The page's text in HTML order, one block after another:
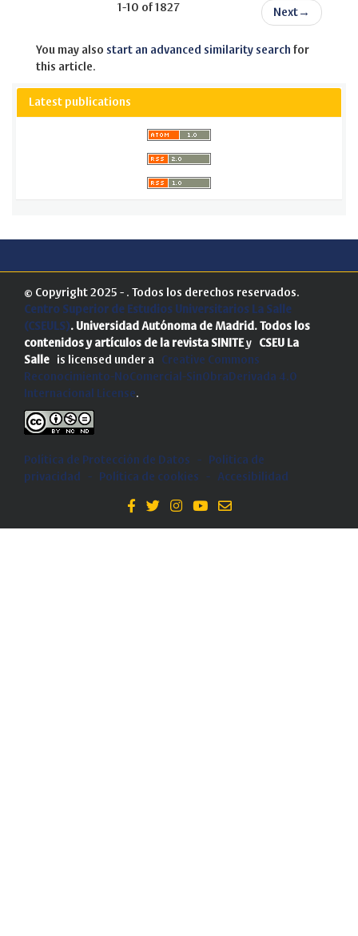
1-10 of 1827 Next →
You may also start an advanced similarity search for
this article.
Latest publications
© Copyright 2025 - . Todos los derechos reservados.
Centro Superior de Estudios Universitarios La Salle
(CSEULS). Universidad Autónoma de Madrid. Todos los
contenidos y artículos de la revista SINITEy CSEU La
Salle is licensed under a Creative Commons
Reconocimiento-NoComercial-SinObraDerivada 4.0
Internacional License.
Política de Protección de Datos - Politica de
privacidad
- Política de cookies - Accesibilidad